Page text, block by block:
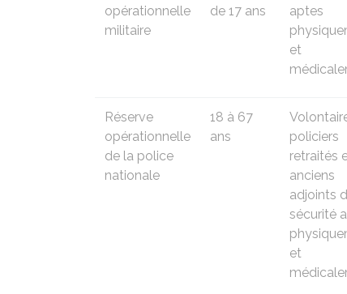
opérationnelle
militaire
de 17 ans
aptes
et
Réserve
opérationnelle
de la police
nationale
18 à 67
ans
policiers
retraités
anciens
adjoints
sécurité
et